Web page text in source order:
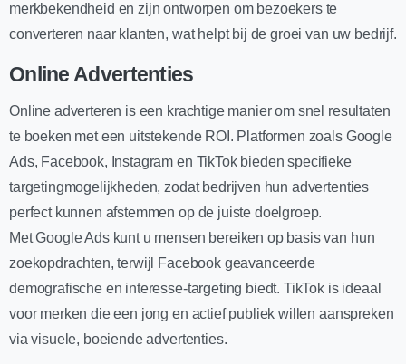
merkbekendheid en zijn ontworpen om bezoekers te
converteren naar klanten, wat helpt bij de groei van uw bedrijf.
Online Advertenties
Online adverteren is een krachtige manier om snel resultaten
te boeken met een uitstekende ROI. Platformen zoals Google
Ads, Facebook, Instagram en TikTok bieden specifieke
targetingmogelijkheden, zodat bedrijven hun advertenties
perfect kunnen afstemmen op de juiste doelgroep.
Met Google Ads kunt u mensen bereiken op basis van hun
zoekopdrachten, terwijl Facebook geavanceerde
demografische en interesse-targeting biedt. TikTok is ideaal
voor merken die een jong en actief publiek willen aanspreken
via visuele, boeiende advertenties.